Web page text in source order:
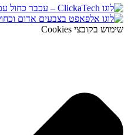
שימוש בקובצי Cookies